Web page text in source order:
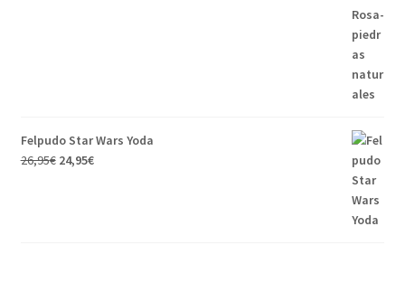
Felpudo Star Wars Yoda
26,95€ El
24,95€El